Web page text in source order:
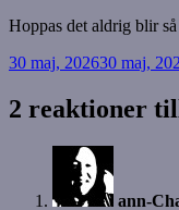
Hoppas det aldrig blir
Postat
30 maj, 202630 maj,
2 reaktioner
ann-